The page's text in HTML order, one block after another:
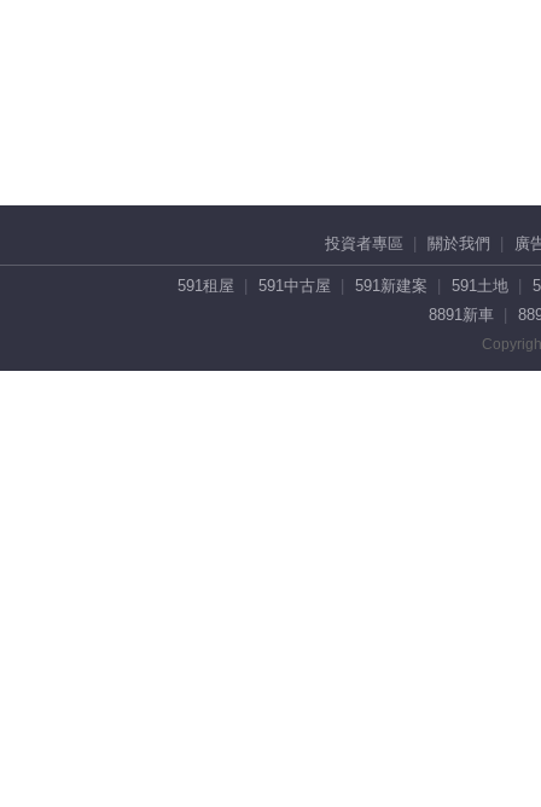
投資者專區 關於我們 廣
591租屋 591中古屋 591新建案 591土地
8891新車